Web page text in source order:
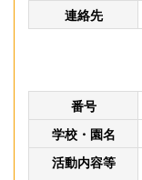
連絡先
番号
学校・園名
活動内容等